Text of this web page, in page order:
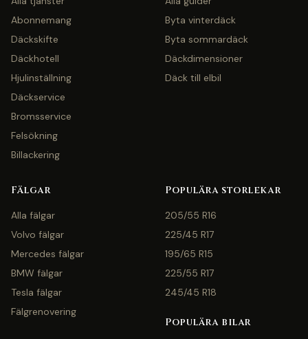
Abonnemang
Däckskifte
Däckhotell
Hjulinställning
Däckservice
Bromsservice
Felsökning
Billackering
Byta vinterdäck
Byta sommardäck
Däckdimensioner
Däck till elbil
Fälgar
Alla fälgar
Volvo fälgar
Mercedes fälgar
BMW fälgar
Tesla fälgar
Fälgrenovering
Populära storlekar
205/55 R16
225/45 R17
195/65 R15
225/55 R17
245/45 R18
Populära bilar